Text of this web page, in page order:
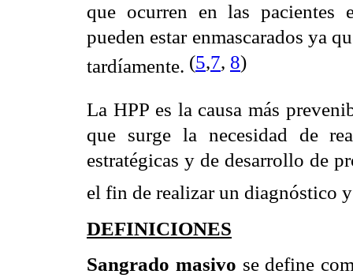
que ocurren en las pacientes
pueden estar enmascarados ya
tardíamente. (5,7, 8)
La HPP es la causa más
que surge la necesidad de
estratégicas y de desarrollo de
el fin de realizar un diagnóstico
DEFINICIONES
Sangrado masivo se define